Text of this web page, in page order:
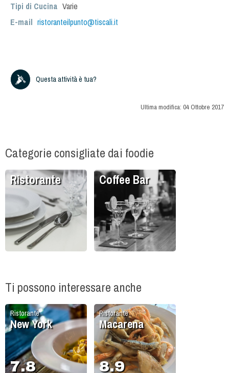
Tipi di Cucina Varie
E-mail ristoranteilpunto@tiscali.it
Questa attività è tua?
Ultima modifica: 04 Ottobre 2017
Categorie consigliate dai foodie
Ristorante Coffee Bar
Ti possono interessare anche
Ristorante
New York
7.8
Ristorante
Macarena
8.9